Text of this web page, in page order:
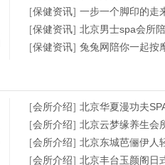
[保健资讯] 一步一个脚印的走
[保健资讯] 北京男士spa会所
[保健资讯] 兔兔网陪你一起按
[会所介绍] 北京华夏漫功夫
[会所介绍] 北京云梦缘养生会
[会所介绍] 北京东城芭俪伊人
[会所介绍] 北京丰台玉颜阁日